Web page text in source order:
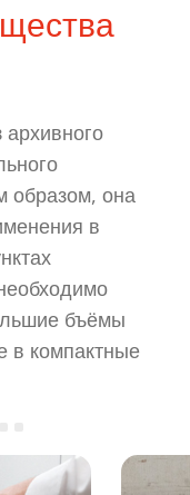
образом, она
в
бъёмы
в компактные